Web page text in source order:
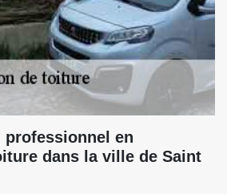
professionnel en
dans la ville de Saint